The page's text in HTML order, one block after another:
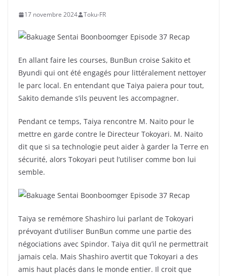
17 novembre 2024 Toku-FR
En allant faire les courses, BunBun croise Sakito et
Byundi qui ont été engagés pour littéralement nettoyer
le parc local. En entendant que Taiya paiera pour tout,
Sakito demande s’ils peuvent les accompagner.
Pendant ce temps, Taiya rencontre M. Naito pour le
mettre en garde contre le Directeur Tokoyari. M. Naito
dit que si sa technologie peut aider à garder la Terre en
sécurité, alors Tokoyari peut l’utiliser comme bon lui
semble.
Taiya se remémore Shashiro lui parlant de Tokoyari
prévoyant d’utiliser BunBun comme une partie des
négociations avec Spindor. Taiya dit qu’il ne permettrait
jamais cela. Mais Shashiro avertit que Tokoyari a des
amis haut placés dans le monde entier. Il croit que